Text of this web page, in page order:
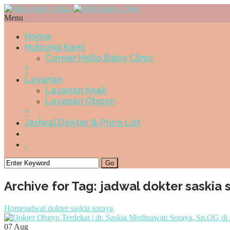
Menu
Home
Hubungi Kami
Corner Hello Baby Clinic
+
Layanan
Layanan Anak
Layanan Obgyn
+
Jadwal Dokter & Price List
.
Archive for Tag: jadwal dokter saskia
Homejadwal dokter saskia soraya
07 Aug